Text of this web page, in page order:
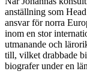
anställning som
ansvar för norra
inom en stor
utmanande och
till, vilket drabbade
biografer under en